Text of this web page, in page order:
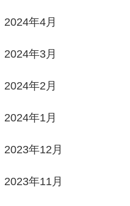
2024年4月
2024年3月
2024年2月
2024年1月
2023年12月
2023年11月